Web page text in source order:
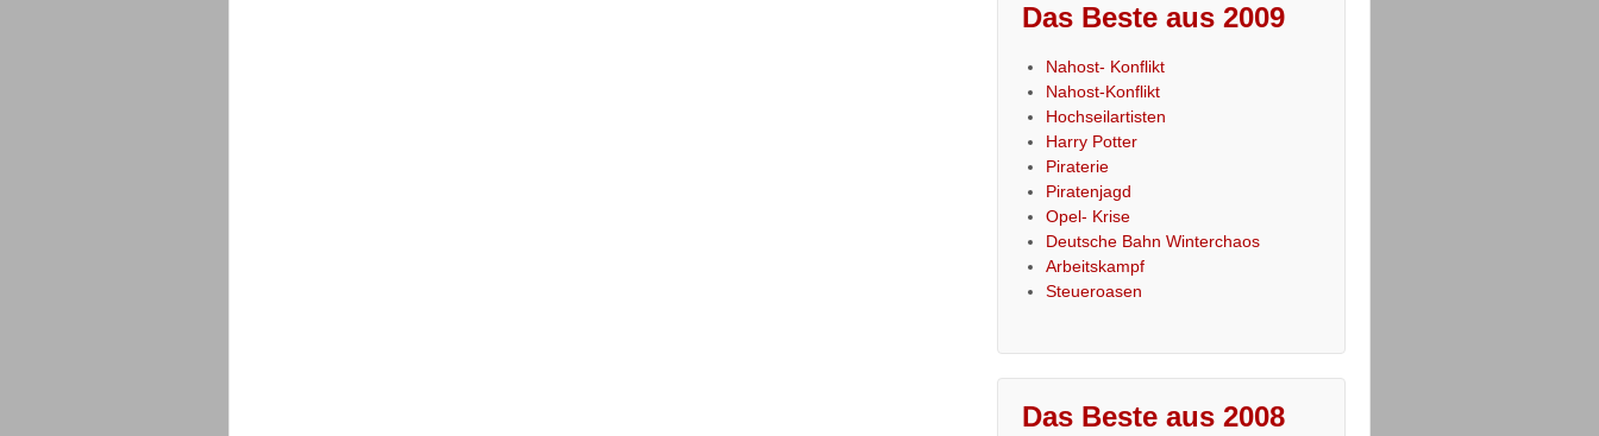
Das Beste aus 2009
Nahost- Konflikt
Nahost-Konflikt
Hochseilartisten
Harry Potter
Piraterie
Piratenjagd
Opel- Krise
Deutsche Bahn Winterchaos
Arbeitskampf
Steueroasen
Das Beste aus 2008